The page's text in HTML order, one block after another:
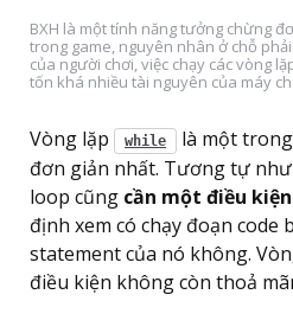
BXH là một tính năng tưởng chừng
trong game, nguyên nhân ở chỗ
của người chơi, việc chạy các vòng
tốn khá nhiều tài nguyên của máy
Vòng lặp while
là một
đơn giản nhất. Tương tự
loop cũng cần một điều
định xem có chạy đoạn code
statement của nó không.
điều kiện không còn thoả